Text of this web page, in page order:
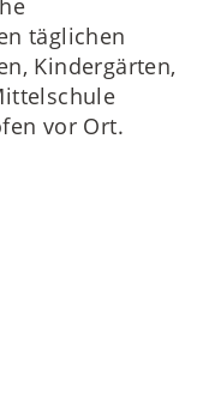
täglichen
Kindergärten,
vor Ort.